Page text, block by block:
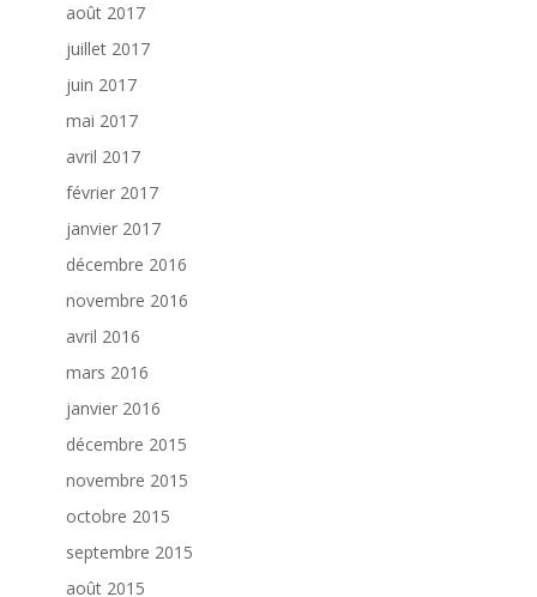
août 2017
juillet 2017
juin 2017
mai 2017
avril 2017
février 2017
janvier 2017
décembre 2016
novembre 2016
avril 2016
mars 2016
janvier 2016
décembre 2015
novembre 2015
octobre 2015
septembre 2015
août 2015